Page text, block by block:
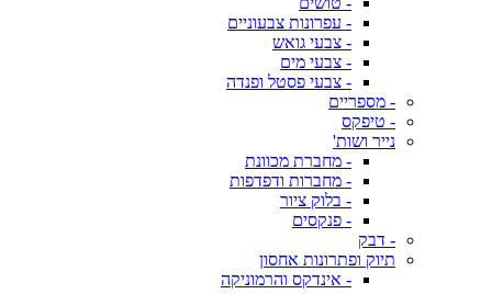
- עפרונות צבעוניים
- צבעי גואש
- צבעי מים
- צבעי פסטל ופנדה
- מספריים
- טיפקס
נייר ושות'
- מחברת מכוונת
- מחברות ודפדפות
- בלוק ציור
- פנקסים
- דבק
תיוק ופתרונות אחסון
- אינדקס והרמוניקה